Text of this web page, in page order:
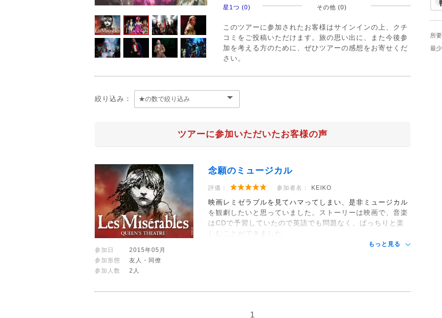
星1つ (0)
その他 (0)
このツアーに参加されたお客様はサインインの上、クチ
コミをご投稿いただけます。旅の思い出に、また今後参
加を考える方のために、ぜひツアーの感想をお寄せくだ
さい。
絞り込み：
ツアーに参加いただいたお客様の声
念願のミュージカル
評価： 参加者名： KEIKO
映画レミゼラブルを見てハマってしまい、是非ミュージカル
を観劇したいと思っていました。ストーリーは映画で、音楽
はCDで予習していたので英語でも問題なく、ばっちりと楽
しむことができました。
もっと見る
参加日
2015年05月
参加形態
友人・同僚
参加人数
2人
1
所
最